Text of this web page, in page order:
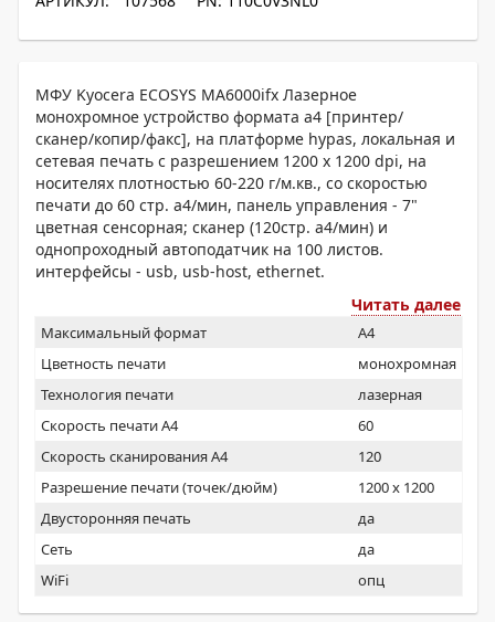
МФУ Kyocera ECOSYS MA6000ifx Лазерное
монохромное устройство формата a4 [принтер/
сканер/копир/факс], на платформе hypas, локальная и
сетевая печать с разрешением 1200 x 1200 dpi, на
носителях плотностью 60-220 г/м.кв., со скоростью
печати до 60 стр. а4/мин, панель управления - 7"
цветная сенсорная; сканер (120стр. а4/мин) и
однопроходный автоподатчик на 100 листов.
интерфейсы - usb, usb-host, ethernet.
Читать далее
Максимальный формат
A4
Цветность печати
монохромная
Технология печати
лазерная
Скорость печати А4
60
Скорость сканирования А4
120
Разрешение печати (точек/дюйм)
1200 x 1200
Двусторонняя печать
да
Сеть
да
WiFi
опц